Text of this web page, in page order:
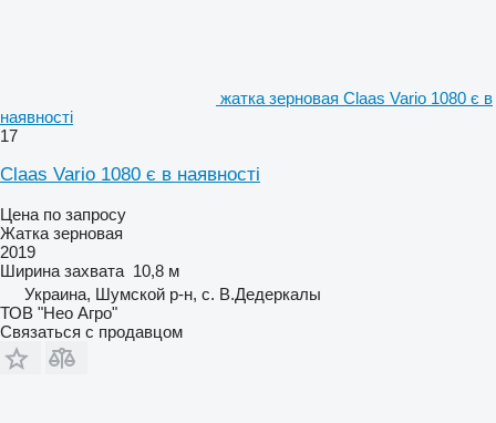
жатка зерновая Claas Vario 1080 є в
наявності
17
Claas Vario 1080 є в наявності
Цена по запросу
Жатка зерновая
2019
Ширина захвата 10,8 м
Украина, Шумской р-н, с. В.Дедеркалы
ТОВ "Нео Агро"
Связаться с продавцом